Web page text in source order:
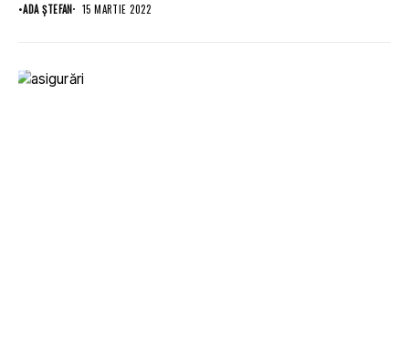
•ADA ȘTEFAN 15 MARTIE 2022